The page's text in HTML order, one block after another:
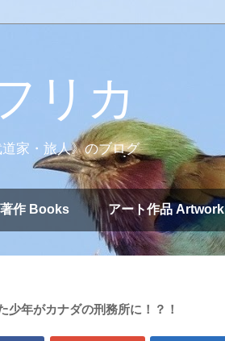
リカ
家・旅人》のブログ
著作 Books アート作品 Artwork
少年がカナダの刑務所に！？！